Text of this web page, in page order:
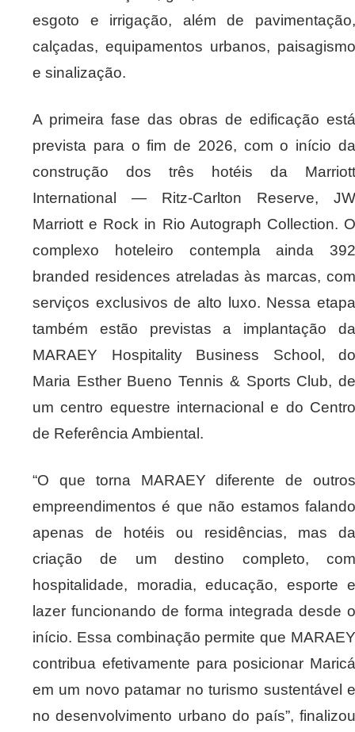
esgoto e irrigação, além de pavimentação,
calçadas, equipamentos urbanos, paisagismo
e sinalização.
A primeira fase das obras de edificação está
prevista para o fim de 2026, com o início da
construção dos três hotéis da Marriott
International — Ritz-Carlton Reserve, JW
Marriott e Rock in Rio Autograph Collection. O
complexo hoteleiro contempla ainda 392
branded residences atreladas às marcas, com
serviços exclusivos de alto luxo. Nessa etapa
também estão previstas a implantação da
MARAEY Hospitality Business School, do
Maria Esther Bueno Tennis & Sports Club, de
um centro equestre internacional e do Centro
de Referência Ambiental.
“O que torna MARAEY diferente de outros
empreendimentos é que não estamos falando
apenas de hotéis ou residências, mas da
criação de um destino completo, com
hospitalidade, moradia, educação, esporte e
lazer funcionando de forma integrada desde o
início. Essa combinação permite que MARAEY
contribua efetivamente para posicionar Maricá
em um novo patamar no turismo sustentável e
no desenvolvimento urbano do país”, finalizou